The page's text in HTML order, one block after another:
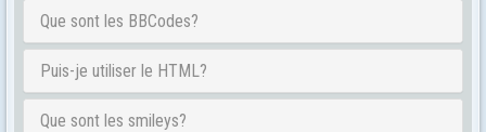
Que sont les BBCodes?
Puis-je utiliser le HTML?
Que sont les smileys?